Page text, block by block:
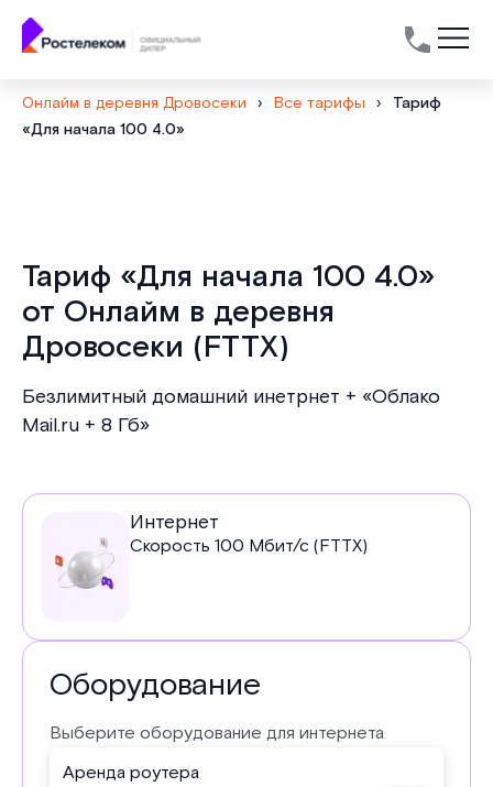
Онлайм в деревня Дровосеки › Все тарифы ›
Тариф
«Для начала 100 4.0»
Тариф «Для начала 100 4.0»
от Онлайм в деревня
Дровосеки (FTTX)
Безлимитный домашний инетрнет + «Облако
Mail.ru + 8 Гб»
Услуги
тарифе
Интернет
Скорость 100 Мбит/с (FTTX)
Оборудование
Выберите оборудование для интернета
Аренда роутера